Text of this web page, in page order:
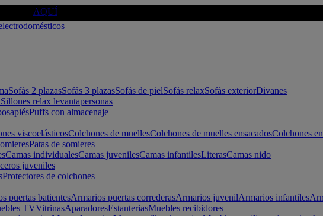
AQUÍ
Sofás 2 plazasSofás 3 plazasSofás de pielSofás relaxSofás exteriorDivanes
Sillones relax levantapersonas
Puffs con almacenaje
viscoelásticosColchones de muellesColchones de muelles ensacadosColchones
Patas de somieres
Camas individualesCamas juvenilesCamas infantilesLiterasCamas nido
juveniles
Protectores de colchones
puertas batientesArmarios puertas correderasArmarios juvenilArmarios infantiles
TVVitrinasAparadoresEstanteriasMuebles recibidores